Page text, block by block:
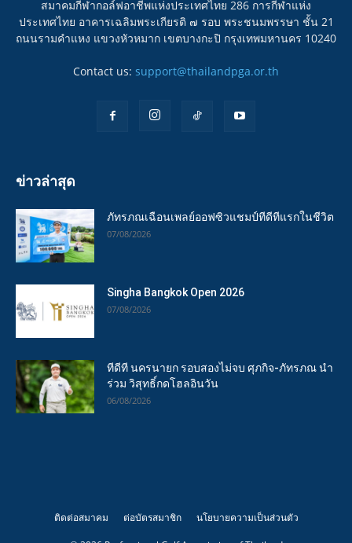
สมาคมกีฬากอล์ฟอาชีพแห่งประเทศไทย 286 การกีฬาแห่ง
ประเทศไทย อาคารเฉลิมพระเกียรติ ๗ รอบ พระชนมพรรษา ชั้น 21
ถนนรามคำแหง แขวงหัวหมาก เขตบางกะปิ กรุงเทพมหานคร 10240
Contact us: support@thailandpga.or.th
ข่าวล่าสุด
ภัทรภณเฉือนเพลย์ออฟซิวแชมป์ทีดีทีแรกในชีวิต
07/08/2026
Singha Bangkok Open 2026
07/08/2026
ทีดีที นครนายก รอบสองไม่จบ ศุภกิจ-ภัทรภณ นำ
ร่วม วิสุทธิ์กดโฮลอินวัน
06/08/2026
ติดต่อสมาคม ต่อบัตรสมาชิก นโยบายความเป็นส่วนตัว